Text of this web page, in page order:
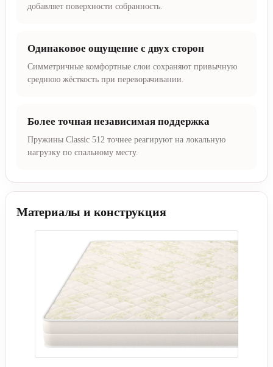
добавляет поверхности собранность.
Одинаковое ощущение с двух сторон
Симметричные комфортные слои сохраняют привычную
среднюю жёсткость при переворачивании.
Более точная независимая поддержка
Пружины Classic 512 точнее реагируют на локальную
нагрузку по спальному месту.
Материалы и конструкция